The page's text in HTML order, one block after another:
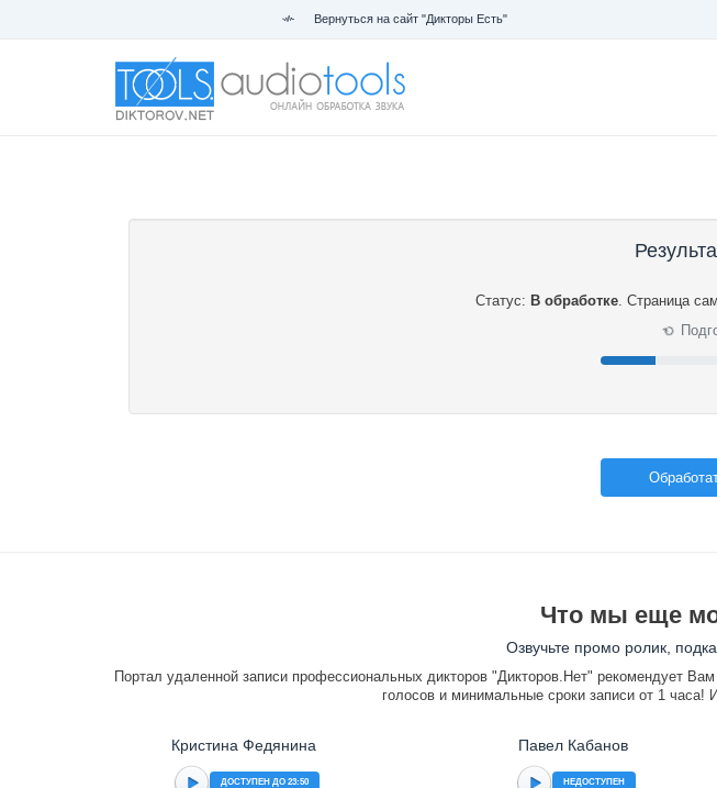
Вернуться на сайт "Дикторы Есть"
Статус: В обработке. Страница
⟳
Что мы еще
Озвучьте промо ролик,
Портал удаленной записи профессиональных дикторов "Дикторов.Нет" рекомендует
голосов и минимальные сроки записи от 1
Кристина Федянина
ДОСТУПЕН ДО 23:50
Павел Кабанов
НЕДОСТУПЕН